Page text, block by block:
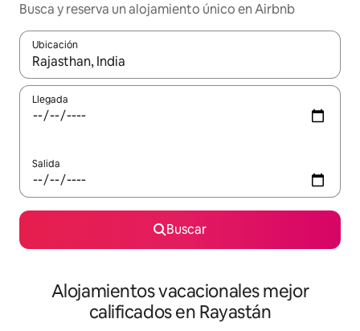
Busca y reserva un alojamiento único en Airbnb
Ubicación
Cuando los resultados estén disponibles, podrás navegar
Llegada
Salida
Buscar
Alojamientos vacacionales mejor
calificados en Rayastán